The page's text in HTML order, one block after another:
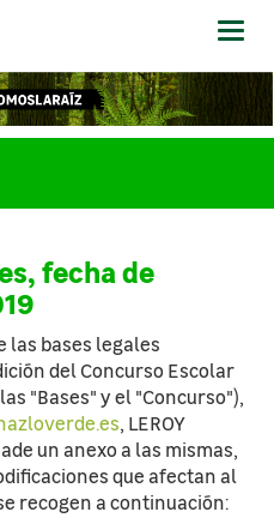
Abrir
Menú
fecha de
las bases legales
del Concurso Escolar
"Bases" y el "Concurso"),
, LEROY
un anexo a las mismas,
que afectan al
recogen a continuación: